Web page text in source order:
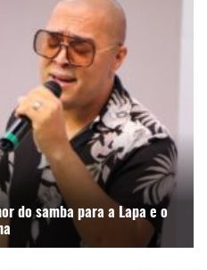
do samba para a Lapa e o